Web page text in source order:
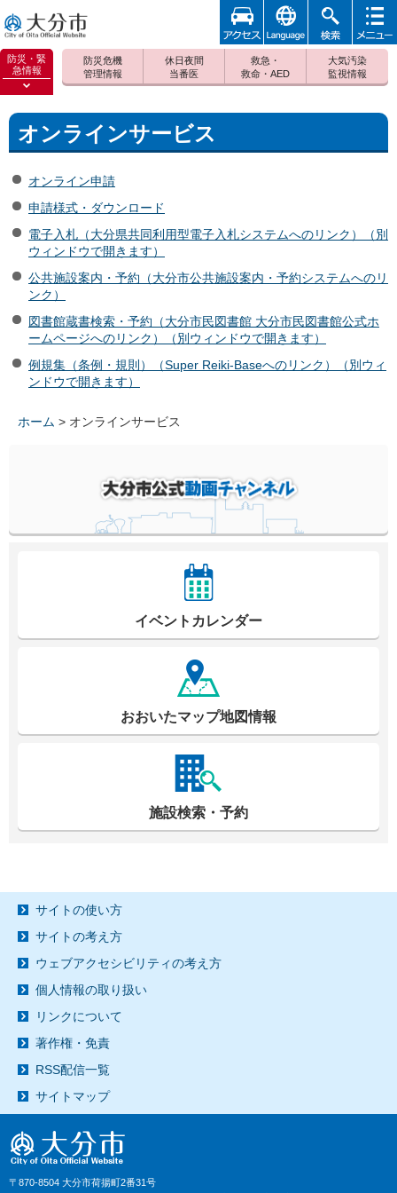
大分市
防災・緊
急情報
防災緊
を開く
防災危機
管理情報
休日夜間
当番医
救急・
救命・AED
大気汚染
監視情報
アクセ
ス
foreign 検索
メニュ
オンラインサービス
オンライン申請
申請様式・ダウンロード
電子入札（大分県共同利用型電子入札システムへのリンク）（別
ウィンドウで開きます）
公共施設案内・予約（大分市公共施設案内・予約システムへのリ
ンク）
図書館蔵書検索・予約（大分市民図書館 大分市民図書館公式ホ
ームページへのリンク）（別ウィンドウで開きます）
例規集（条例・規則）（Super Reiki-Baseへのリンク）（別ウィ
ンドウで開きます）
ホーム > オンラインサービス
イベントカレンダー
おおいたマップ地図情報
施設検索・予約
サイトの使い方
サイトの考え方
ウェブアクセシビリティの考え方
個人情報の取り扱い
リンクについて
著作権・免責
RSS配信一覧
サイトマップ
〒870-8504 大分市荷揚町2番31号